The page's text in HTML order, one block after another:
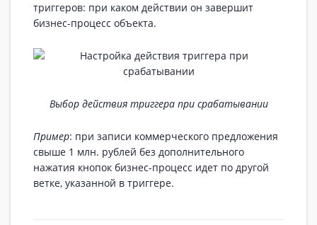
триггеров: при каком действии он завершит
бизнес-процесс объекта.
Выбор действия триггера при срабатывании
Пример: при записи коммерческого предложения
свыше 1 млн. рублей без дополнительного
нажатия кнопок бизнес-процесс идет по другой
ветке, указанной в триггере.